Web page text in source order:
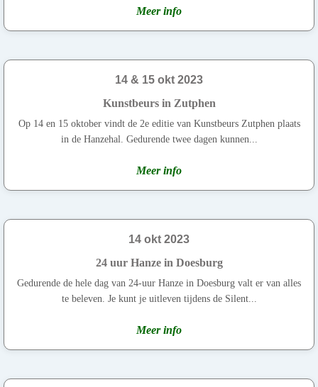
Meer info
14 & 15 okt 2023
Kunstbeurs in Zutphen
Op 14 en 15 oktober vindt de 2e editie van Kunstbeurs Zutphen plaats
in de Hanzehal. Gedurende twee dagen kunnen...
Meer info
14 okt 2023
24 uur Hanze in Doesburg
Gedurende de hele dag van 24-uur Hanze in Doesburg valt er van alles
te beleven. Je kunt je uitleven tijdens de Silent...
Meer info